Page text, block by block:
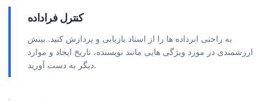
کنترل فراداده
به راحتی ابرداده ها را از اسناد بازیابی و پردازش کنید. بینش
ارزشمندی در مورد ویژگی هایی مانند نویسنده، تاریخ ایجاد و موارد
دیگر به دست آورید.